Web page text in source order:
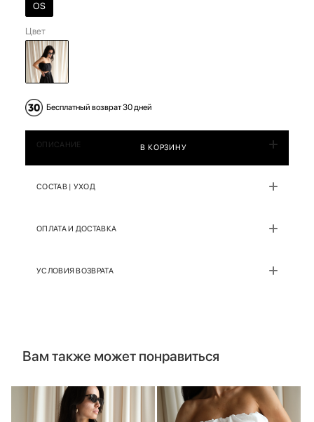
OS
Цвет
Бесплатный возврат 30 дней
В КОРЗИНУ
ОПИСАНИЕ
СОСТАВ | УХОД
ОПЛАТА И ДОСТАВКА
УСЛОВИЯ ВОЗВРАТА
Вам также может понравиться